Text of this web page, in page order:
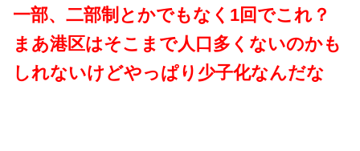
一部、二部制とかでもなく1回でこれ？
まあ港区はそこまで人口多くないのかも
しれないけどやっぱり少子化なんだな